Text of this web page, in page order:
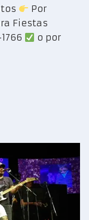
Por
Fiestas
o por